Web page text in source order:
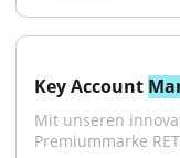
Key Account
Mit unseren
Premiummarke